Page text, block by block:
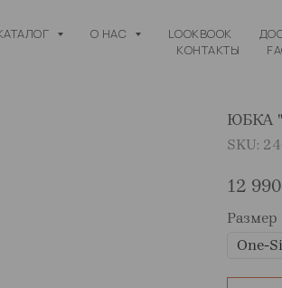
О НАС LOOKBOOK
КОНТАКТЫ
ЮБКА
SKU:
12 990
Размер